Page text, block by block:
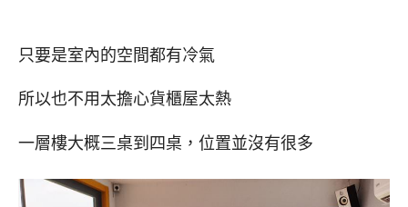
只要是室內的空間都有冷氣
所以也不用太擔心貨櫃屋太熱
一層樓大概三桌到四桌，位置並沒有很多